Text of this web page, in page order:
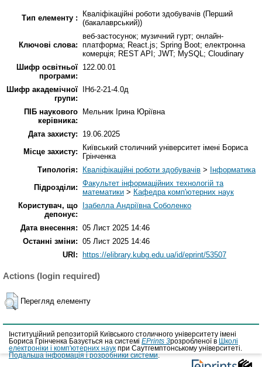
Тип елементу :
Кваліфікаційні роботи здобувачів (Перший
(бакалаврський))
Ключові слова:
веб-застосунок; музичний гурт; онлайн-
платформа; React.js; Spring Boot; електронна
комерція; REST API; JWT; MySQL; Cloudinary
Шифр освітньої
програми:
122.00.01
Шифр академічної
групи:
ІНб-2-21-4.0д
ПІБ наукового
керівника:
Мельник Ірина Юріївна
Дата захисту:
19.06.2025
Місце захисту:
Київський столичний університет імені Бориса
Грінченка
Типологія:
Кваліфікаційні роботи здобувачів > Інформатика
Підрозділи: Факультет інформаційних технологій та
математики > Кафедра комп'ютерних наук
Користувач, що
депонує:
Ізабелла Андріївна Соболенко
Дата внесення: 05 Лист 2025 14:46
Останні зміни: 05 Лист 2025 14:46
URI:
https://elibrary.kubg.edu.ua/id/eprint/53507
Actions (login required)
Перегляд елементу
Інституційний репозиторій Київського столичного університету імені
Бориса Грінченка Базується на системі EPrints 3розробленої в
Школі
електроніки і комп'ютерних наук при Саутгемптонському університеті.
Подальша інформація і розробники системи.